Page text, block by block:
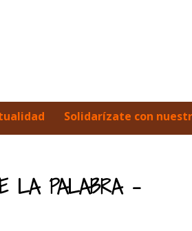
Solidarízate con
LA PALABRA –